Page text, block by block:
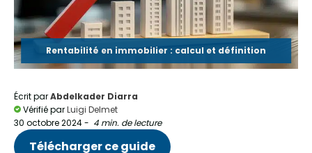
Rentabilité en immobilier : calcul et définition
Écrit parAbdelkader Diarra
Vérifié parLuigi Delmet
30 octobre 2024- 4 min. de lecture
Télécharger ce guide